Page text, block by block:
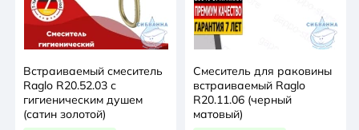
Встраиваемый смеситель
Raglo R20.52.03 с
гигиеническим душем
(сатин золотой)
Смеситель для раковины
встраиваемый Raglo
R20.11.06 (черный
матовый)